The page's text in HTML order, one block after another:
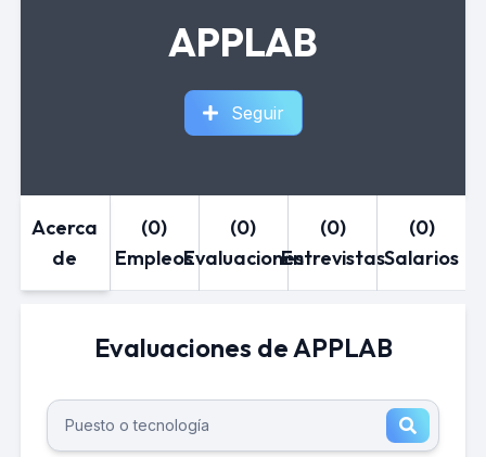
APPLAB
Seguir
Acerca
de
(0)
Empleos
(0)
Evaluaciones
(0)
Entrevistas
(0)
Salarios
Evaluaciones de APPLAB